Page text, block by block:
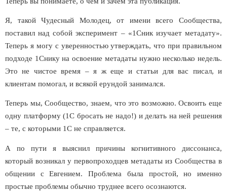
Я, такой Чудесный Молодец, от имени всего Сообщества,
поставил над собой эксперимент – «1Сник изучает метадату».
Теперь я могу с уверенностью утверждать, что при правильном
подходе 1Снику на освоение метадаты нужно несколько недель.
Это не чистое время – я ж еще и статьи для вас писал, и
клиентам помогал, и всякой ерундой занимался.
Теперь мы, Сообщество, знаем, что это возможно. Освоить еще
одну платформу (1С бросать не надо!) и делать на ней решения
– те, с которыми 1С не справляется.
А по пути я выяснил причины когнитивного диссонанса,
который возникал у первопроходцев метадаты из Сообщества в
общении с Евгением. Проблема была простой, но именно
простые проблемы обычно труднее всего осознаются.